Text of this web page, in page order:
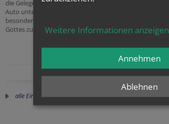
die Gelegenheit, ihr
Auto unter den
besonderen Schutz
Gottes zu stellen.
alle Einträge anzeigen
Weitere Informationen anzeigen
Ablehnen
Annehmen